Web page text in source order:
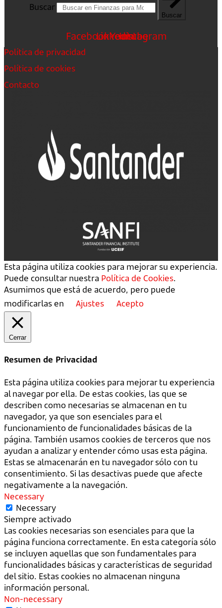
Buscar
Buscar
FacebookLinkedin
Youtube
Instagram
Política de privacidad
Política de cookies
Contacto
Esta página utiliza cookies para mejorar su experiencia.
Puede consultar nuestra Política de Cookies.
Asumimos que está de acuerdo, pero puede
modificarlas en
Ajustes Acepto
Cerrar
Resumen de Privacidad
Esta página utiliza cookies para mejorar tu experiencia
al navegar por ella. De estas cookies, las que se
describen como necesarias se almacenan en tu
navegador, ya que son esenciales para el
funcionamiento de funcionalidades básicas de la
página. También usamos cookies de terceros que nos
ayudan a analizar y entender cómo usas esta página.
Estas se almacenarán en tu navegador sólo con tu
consentimiento. Si las desactivas puede que afecte
negativamente a la navegación.
Necessary
Necessary
Siempre activado
Las cookies necesarias son esenciales para que la
página funciona correctamente. En esta categoría sólo
se incluyen aquellas que son fundamentales para
funcionalidades básicas y características de seguridad
del sitio. Estas cookies no almacenan ninguna
información personal.
Non-necessary